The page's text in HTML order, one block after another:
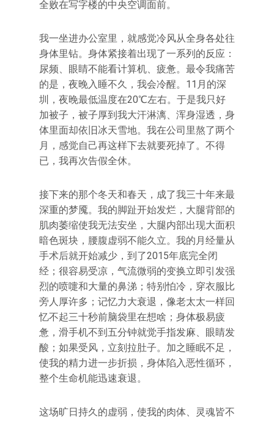
全败在写字楼的中央空调面前。
我一坐进办公室里，就感觉冷风从全身各处往
身体里钻。身体紧接着出现了一系列的反应：
尿频、眼睛不能看计算机、疲惫。最令我痛苦
的是，夜晚入睡不久，我会冷醒。11月的深
圳，夜晚最低温度在20℃左右。于是我只好
加被子，被子厚到我大汗淋漓、浑身湿透，身
体里面却依旧冰天雪地。我在公司里熬了两个
月，感觉自己再这样下去就要死掉了。不得
已，我再次告假全休。
接下来的那个冬天和春天，成了我三十年来最
深重的梦魇。我的脚趾开始发烂，大腿背部的
肌肉萎缩使我无法安坐，大腿内部出现大面积
暗色斑块，腰腹虚弱不能久立。我的月经量从
手术后就开始减少，到了2015年底完全闭
经；很容易受凉，气流微弱的变换立即引发强
烈的喷嚏和大量的鼻涕；特别怕冷，穿衣服比
旁人厚许多；记忆力大衰退，像老太太一样回
忆不起三十秒前脑袋里在想啥；身体极易疲
惫，滑手机不到五分钟就觉手指发麻、眼睛发
酸；如果受风，立刻拉肚子。加之睡眠不足，
使我的精力进一步折损，身体陷入恶性循环，
整个生命机能迅速衰退。
这场旷日持久的虚弱，使我的肉体、灵魂皆不